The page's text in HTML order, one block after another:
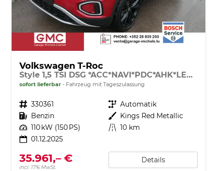
Volkswagen T-Roc
Style 1,5 TSI DSG *ACC*NAVI*PDC*AHK*LED*KAMERA*TEMPOMAT*19-ZOLL
sofort lieferbar Fahrzeug mit Tageszulassung
Fahrzeugnr. 330361 Getriebe Automatik
Kraftstoff Benzin Außenfarbe Kings Red Metallic
Leistung 110 kW (150 PS) Kilometerstand 10 km
01.12.2025
35.961,– €
incl. 17% MwSt.
Details